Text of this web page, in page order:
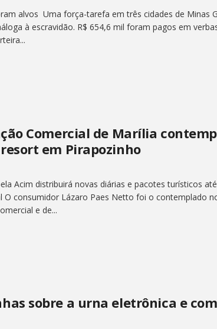
alvos Uma força-tarefa em três cidades de Minas
à escravidão. R$ 654,6 mil foram pagos em
Comercial de Marília
em Pirapozinho
Acim distribuirá novas diárias e pacotes turísticos
O consumidor Lázaro Paes Netto foi o contemplado
e de...
sobre a urna eletrônica e